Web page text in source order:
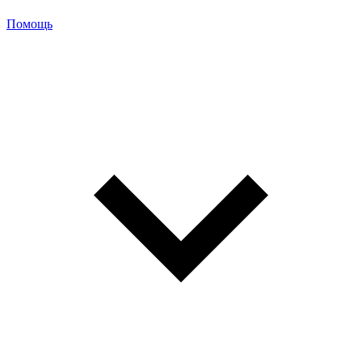
Помощь